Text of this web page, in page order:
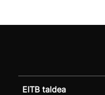
EITB taldea